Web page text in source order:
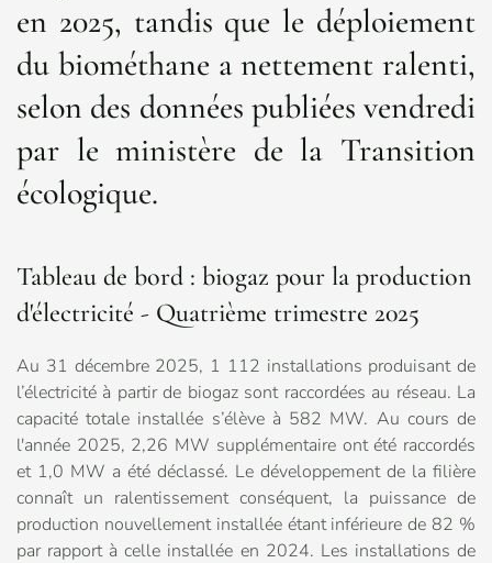
en 2025, tandis que le déploiement
du biométhane a nettement ralenti,
selon des données publiées vendredi
par le ministère de la Transition
écologique.
Tableau de bord : biogaz pour la production
d'électricité - Quatrième trimestre 2025
Au 31 décembre 2025, 1 112 installations produisant de
l’électricité à partir de biogaz sont raccordées au réseau. La
capacité totale installée s’élève à 582 MW. Au cours de
l'année 2025, 2,26 MW supplémentaire ont été raccordés
et 1,0 MW a été déclassé. Le développement de la filière
connaît un ralentissement conséquent, la puissance de
production nouvellement installée étant inférieure de 82 %
par rapport à celle installée en 2024. Les installations de